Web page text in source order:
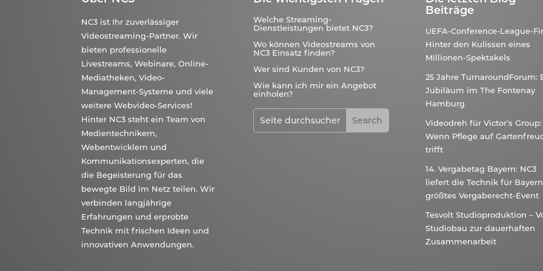
NC3 ist Ihr zuverlässiger
Videostreaming-Partner. Wir
bieten professionelle
Livestreams, Webinare, Online-
Mediatheken, Video-
Management-Systeme und viele
weitere Webvideo-Services!
Hinter NC3 steht ein Team von
Medientechnikern,
Webentwicklern und
Kommunikationsexperten, die
die Begeisterung für das
bewegte Bild im Netz teilen. Wir
verbinden langjährige
Erfahrungen und erprobte
Technik mit frischen Ideen und
innovativen Anwendungen.
Welche Streaming-
Dienstleistungen bietet NC3?
Wo können Videostreams von
NC3 Einsatz finden?
Wer sind Kunden von NC3?
Wie kann ich mir ein Angebot
einholen?
Beiträge
UEFA-Conference-League-
Hinter den Kulissen eines
Millionen-Spektakels
25 Jahre TurnaroundForum:
Jubiläum im The Fontenay
Hamburg
Videodreh für Victor’s Group:
Wenn Pflege auf
trifft
14. Vergabetag Bayern: NC3
liefert die Technik für
größtes Vergaberecht-Event
Tesvolt Studioproduktion –
Studiobau zur dauerhaften
Zusammenarbeit